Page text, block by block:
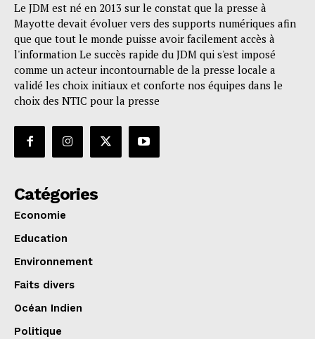
Le JDM est né en 2013 sur le constat que la presse à
Mayotte devait évoluer vers des supports numériques afin
que que tout le monde puisse avoir facilement accès à
l'information Le succès rapide du JDM qui s'est imposé
comme un acteur incontournable de la presse locale a
validé les choix initiaux et conforte nos équipes dans le
choix des NTIC pour la presse
Catégories
Economie
Education
Environnement
Faits divers
Océan Indien
Politique